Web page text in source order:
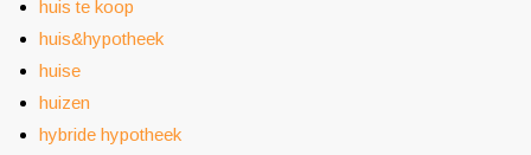
huis te koop
huis&hypotheek
huise
huizen
hybride hypotheek